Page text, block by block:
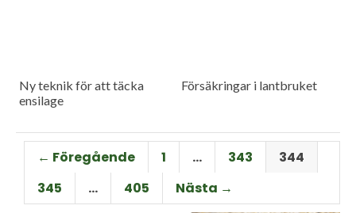
Ny teknik för att täcka
ensilage
Försäkringar i lantbruket
← Föregående 1 … 343
344
345
… 405 Nästa →